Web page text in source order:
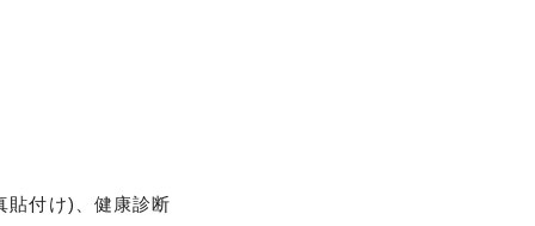
貼付け)、健康診断